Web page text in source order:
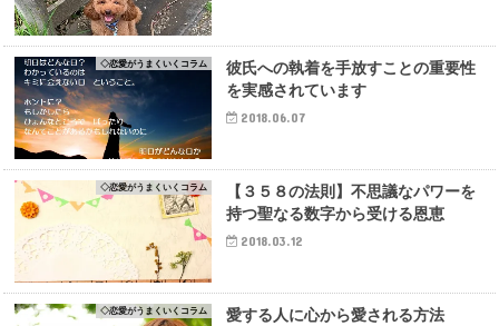
◇恋愛がうまくいくコラム
彼氏への執着を手放すことの重要性
を実感されています
2018.06.07
◇恋愛がうまくいくコラム
【３５８の法則】不思議なパワーを
持つ聖なる数字から受ける恩恵
2018.03.12
◇恋愛がうまくいくコラム 愛する人に心から愛される方法